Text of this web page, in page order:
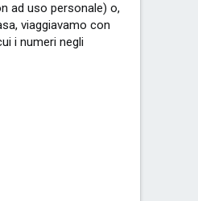
ad uso personale) o,
viaggiavamo con
i numeri negli